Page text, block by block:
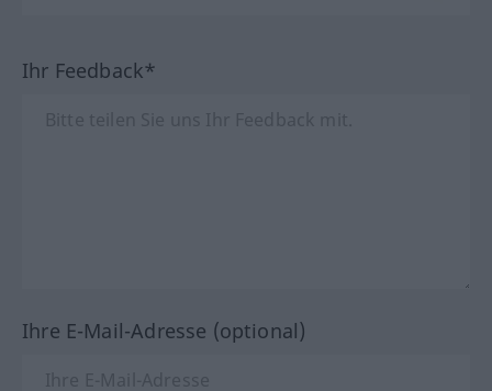
Ihr Feedback*
Ihre E-Mail-Adresse (optional)